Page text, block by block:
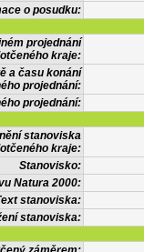
o posudku:
projednání
kraje:
a času konání
projednání:
projednání:
stanoviska
kraje:
Stanovisko:
Natura 2000:
stanoviska:
stanoviska: